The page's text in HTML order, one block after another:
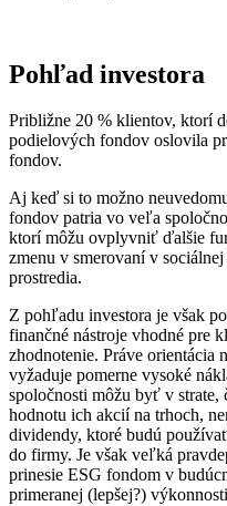
Pohľad investora
Približne 20 % klientov, ktorí
podielových fondov oslovila
fondov.
Aj keď si to možno
fondov patria vo veľa
ktorí môžu ovplyvniť ďalšie
zmenu v smerovaní v
prostredia.
Z pohľadu investora je však
finančné nástroje vhodné pre
zhodnotenie. Práve orientácia
vyžaduje pomerne vysoké
spoločnosti môžu byť v
hodnotu ich akcií na trhoch,
dividendy, ktoré budú
do firmy. Je však veľká
prinesie ESG fondom v
primeranej (lepšej?)